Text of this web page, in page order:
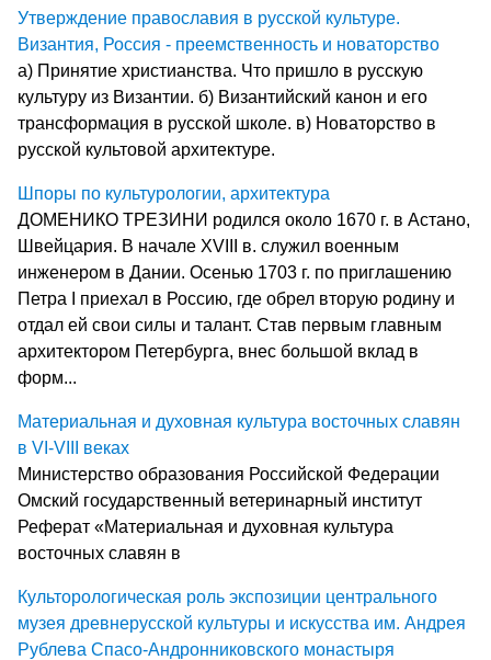
Утверждение православия в русской культуре.
Византия, Россия - преемственность и новаторство
а) Принятие христианства. Что пришло в русскую
культуру из Византии. б) Византийский канон и его
трансформация в русской школе. в) Новаторство в
русской культовой архитектуре.
Шпоры по культурологии, архитектура
ДОМЕНИКО ТРЕЗИНИ ро­дился около 1670 г. в Астано,
Швей­цария. В начале XVIII в. служил воен­ным
инженером в Дании. Осенью 1703 г. по приглашению
Петра I при­ехал в Россию, где обрел вторую ро­дину и
отдал ей свои силы и талант. Став первым главным
архитектором Петербурга, внес большой вклад в
форм...
Материальная и духовная культура восточных славян
в VI-VIII веках
Министерство образования Российской Федерации
Омский государственный ветеринарный институт
Реферат «Материальная и духовная культура
восточных славян в
Культорологическая роль экспозиции центрального
музея древнерусской культуры и искусства им. Андрея
Рублева Спасо-Андронниковского монастыря